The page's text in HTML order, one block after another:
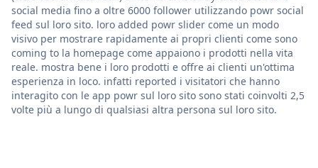
social media fino a oltre 6000 follower utilizzando powr social
feed sul loro sito. loro added powr slider come un modo
visivo per mostrare rapidamente ai propri clienti come sono
coming to la homepage come appaiono i prodotti nella vita
reale. mostra bene i loro prodotti e offre ai clienti un'ottima
esperienza in loco. infatti reported i visitatori che hanno
interagito con le app powr sul loro sito sono stati coinvolti 2,5
volte più a lungo di qualsiasi altra persona sul loro sito.